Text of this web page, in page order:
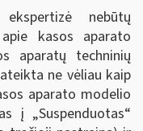
nebūtų
kasos aparato
aparatų techninių
ne vėliau kaip
aparato modelio
į „Suspenduotas“